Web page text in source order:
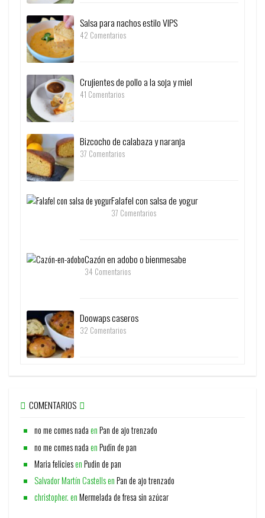
Salsa para nachos estilo VIPS
42 Comentarios
Crujientes de pollo a la soja y miel
41 Comentarios
Bizcocho de calabaza y naranja
37 Comentarios
Falafel con salsa de yogur
37 Comentarios
Cazón en adobo o bienmesabe
34 Comentarios
Doowaps caseros
32 Comentarios
COMENTARIOS
no me comes nadaenPan de ajo trenzado
no me comes nadaenPudin de pan
Maria feliciesenPudin de pan
Salvador Martín CastellsenPan de ajo trenzado
christopher.enMermelada de fresa sin azúcar